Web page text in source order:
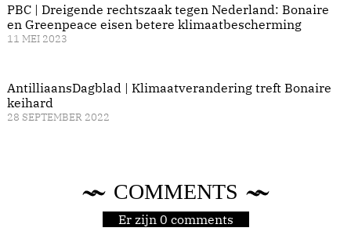
PBC | Dreigende rechtszaak tegen Nederland: Bonaire
en Greenpeace eisen betere klimaatbescherming
11 MEI 2023
AntilliaansDagblad | Klimaatverandering treft Bonaire
keihard
28 SEPTEMBER 2022
COMMENTS
Er zijn 0 comments